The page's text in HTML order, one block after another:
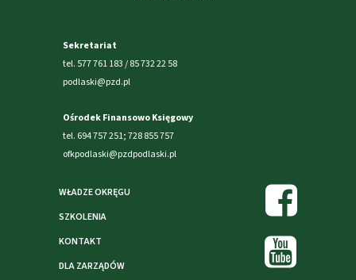
Sekretariat
tel. 577 761 183 / 85 732 22 58
podlaski@pzd.pl
Ośrodek Finansowo Księgowy
tel. 694 757 251; 728 855 757
ofkpodlaski@pzdpodlaski.pl
WŁADZE OKRĘGU
SZKOLENIA
KONTAKT
DLA ZARZĄDÓW